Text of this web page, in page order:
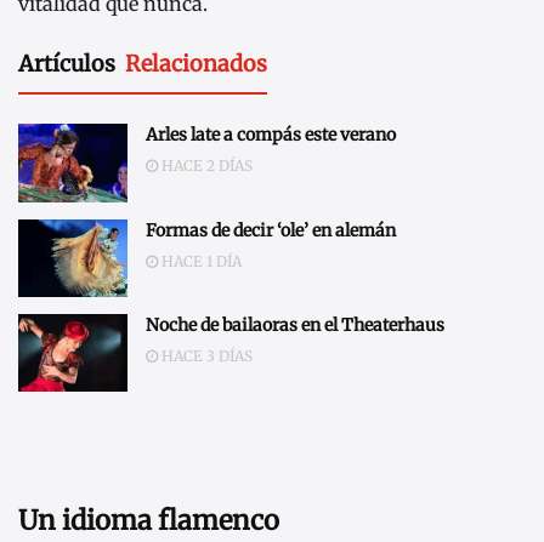
Artículos Relacionados
Arles late a compás este verano
HACE 2 DÍAS
Formas de decir ‘ole’ en alemán
HACE 1 DÍA
Noche de bailaoras en el Theaterhaus
HACE 3 DÍAS
Un idioma flamenco